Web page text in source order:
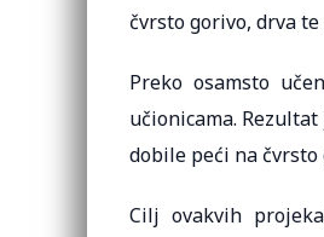
čvrsto gorivo, drva
Preko osamsto
učionicama.
dobile peći na čvrsto
Cilj ovakvih